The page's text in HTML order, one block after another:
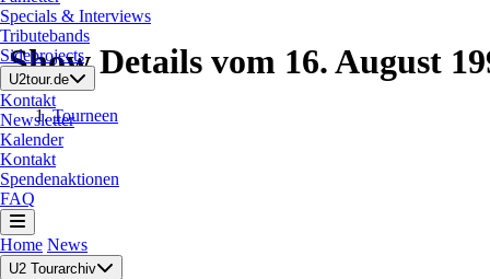
Specials & Interviews
Tributebands
Sideprojects
U2tour.de
Kontakt
Newsletter
Kalender
Kontakt
Spendenaktionen
FAQ
Home News
U2 Tourarchiv
Show Details vom 16. August
Tourneen